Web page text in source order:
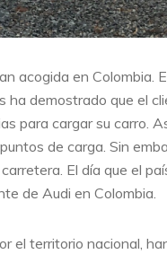
acogida en Colombia.
demostrado que el
para cargar su carro.
de carga. Sin
El día que el
de Audi en Colombia.
el territorio nacional,